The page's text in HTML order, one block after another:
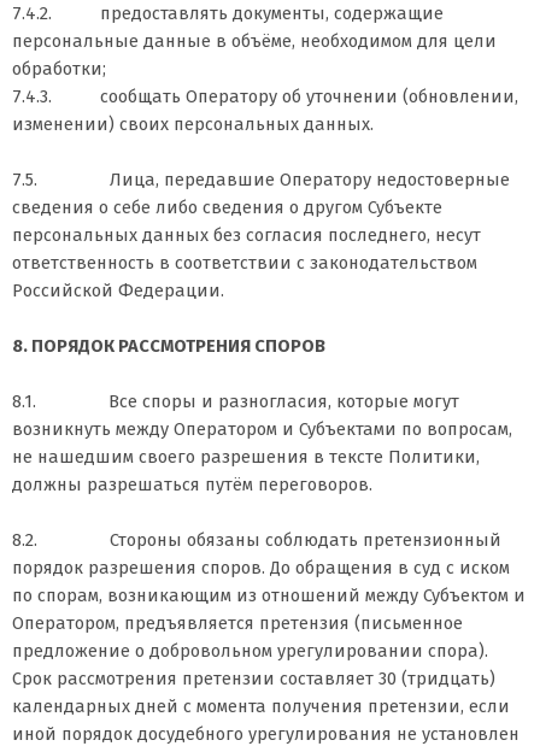
7.4.2. предоставлять документы, содержащие
персональные данные в объёме, необходимом для цели
обработки;
7.4.3. сообщать Оператору об уточнении (обновлении,
изменении) своих персональных данных.
7.5. Лица, передавшие Оператору недостоверные
сведения о себе либо сведения о другом Субъекте
персональных данных без согласия последнего, несут
ответственность в соответствии с законодательством
Российской Федерации.
8. ПОРЯДОК РАССМОТРЕНИЯ СПОРОВ
8.1. Все споры и разногласия, которые могут
возникнуть между Оператором и Субъектами по вопросам,
не нашедшим своего разрешения в тексте Политики,
должны разрешаться путём переговоров.
8.2. Стороны обязаны соблюдать претензионный
порядок разрешения споров. До обращения в суд с иском
по спорам, возникающим из отношений между Субъектом и
Оператором, предъявляется претензия (письменное
предложение о добровольном урегулировании спора).
Срок рассмотрения претензии составляет 30 (тридцать)
календарных дней с момента получения претензии, если
иной порядок досудебного урегулирования не установлен